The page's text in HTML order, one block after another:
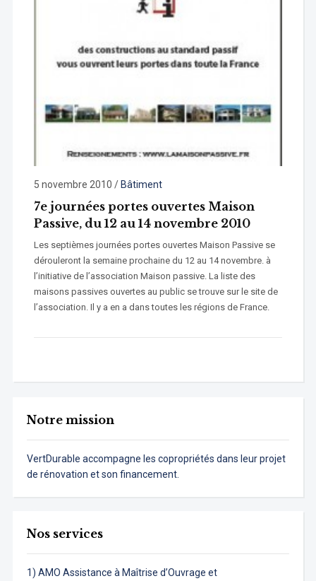
Notre mission
VertDurable accompagne les copropriétés dans leur projet
de rénovation et son financement.
Nos services
1) AMO Assistance à Maîtrise d’Ouvrage et
5 novembre 2010 / Bâtiment
7e journées portes ouvertes Maison
Passive, du 12 au 14 novembre 2010
Les septièmes journées portes ouvertes Maison Passive se
dérouleront la semaine prochaine du 12 au 14 novembre. à
l’initiative de l’association Maison passive. La liste des
maisons passives ouvertes au public se trouve sur le site de
l’association. Il y a en a dans toutes les régions de France.